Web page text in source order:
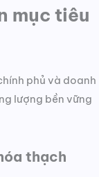
mục tiêu
phủ và doanh
lượng bền vững
thạch